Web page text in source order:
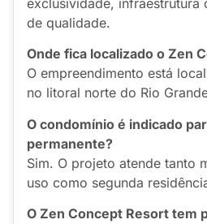
exclusividade, infraestrutura
de qualidade.
Onde fica localizado o Zen
O empreendimento está
no litoral norte do Rio
O condomínio é indicado
permanente?
Sim. O projeto atende tanto
uso como segunda
O Zen Concept Resort tem